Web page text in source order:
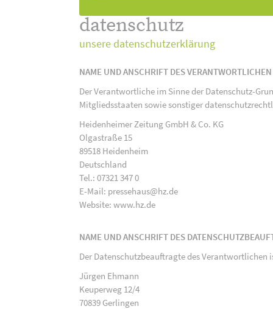
datenschutz
unsere datenschutzerklärung
NAME UND ANSCHRIFT DES VERANTWORTLICHEN
Der Verantwortliche im Sinne der Datenschutz-
Mitgliedsstaaten sowie sonstiger
Heidenheimer Zeitung GmbH & Co. KG
Olgastraße 15
89518 Heidenheim
Deutschland
Tel.: 07321 347 0
E-Mail: pressehaus@hz.de
Website: www.hz.de
NAME UND ANSCHRIFT DES
Der Datenschutzbeauftragte des Verantwortlichen
Jürgen Ehmann
Keuperweg 12/4
70839 Gerlingen